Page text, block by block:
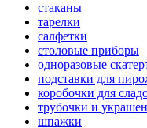
стаканы
тарелки
салфетки
столовые приборы
одноразовые
подставки для
коробочки для
трубочки и
шпажки